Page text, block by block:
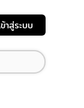
ข้าสู่ระบบ